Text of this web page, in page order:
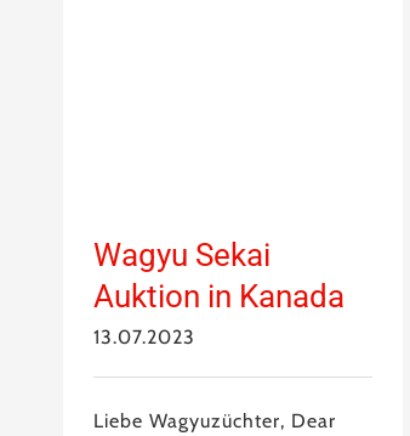
Wagyu Sekai
Auktion in Kanada
13.07.2023
Liebe Wagyuzüchter, Dear